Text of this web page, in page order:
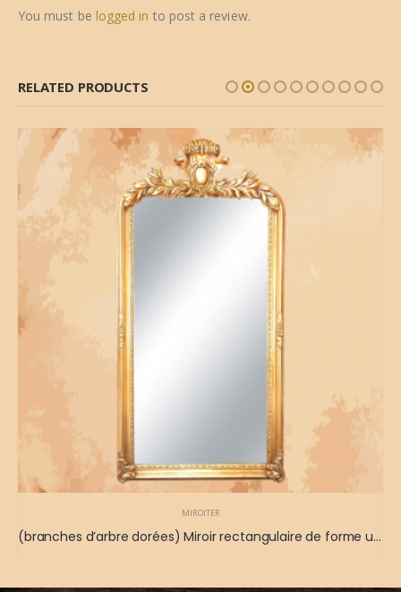
You must be logged in to post a review.
RELATED PRODUCTS
MIROITER
(branches d’arbre dorées) Miroir rectangulaire de forme unique et de couleur or brillant 180 x 90